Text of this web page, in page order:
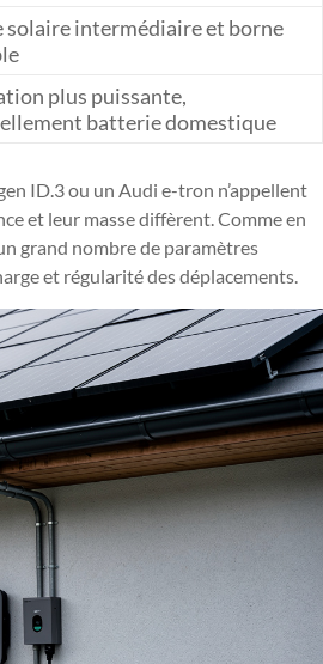
solaire intermédiaire et borne
plus puissante,
batterie domestique
ID.3 ou un Audi e-tron n’appellent
et leur masse diffèrent. Comme en
grand nombre de paramètres
et régularité des déplacements.